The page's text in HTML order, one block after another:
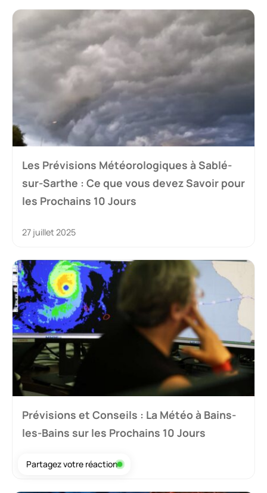
Les Prévisions Météorologiques à Sablé-
sur-Sarthe : Ce que vous devez Savoir pour
les Prochains 10 Jours
27 juillet 2025
Prévisions et Conseils : La Météo à Bains-
les-Bains sur les Prochains 10 Jours
25 juillet 2025
Partagez votre réaction